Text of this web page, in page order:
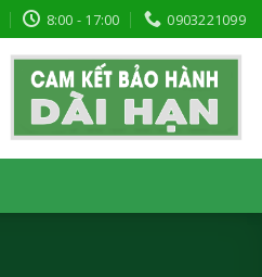
8:00 - 17:00 0903221099